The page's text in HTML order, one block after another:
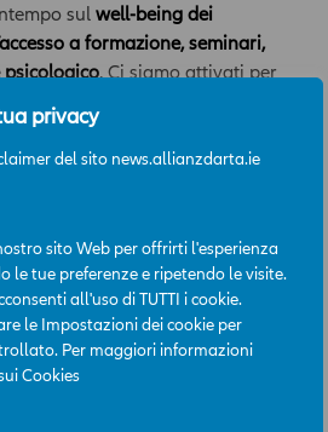
privacy
del sito news.allianzdarta.ie
sito Web per offrirti l'esperienza
le tue preferenze e ripetendo le visite.
all'uso di TUTTI i cookie.
le Impostazioni dei cookie per
Per maggiori informazioni
Cookies
sulwell-being dei
a formazione, seminari,
. Ci siamo attivati per
, mettendo a disposizione
schermi, accesso ad Internet, ma
rendere meno traumatico lo
con attenzione l’evoluzione
per adeguarci alle
. Siamo consapevoli, però, che
lavorativo tradizionale avrà
essere ripensato e re-
più adatta ai tempi moderni
del Gruppo Allianz come